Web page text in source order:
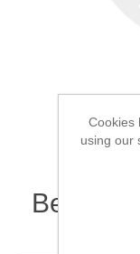
Cookies
using our